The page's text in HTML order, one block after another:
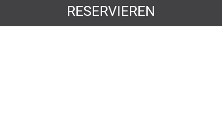
RESERVIEREN